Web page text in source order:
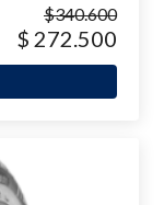
$340.600
$ 272.500